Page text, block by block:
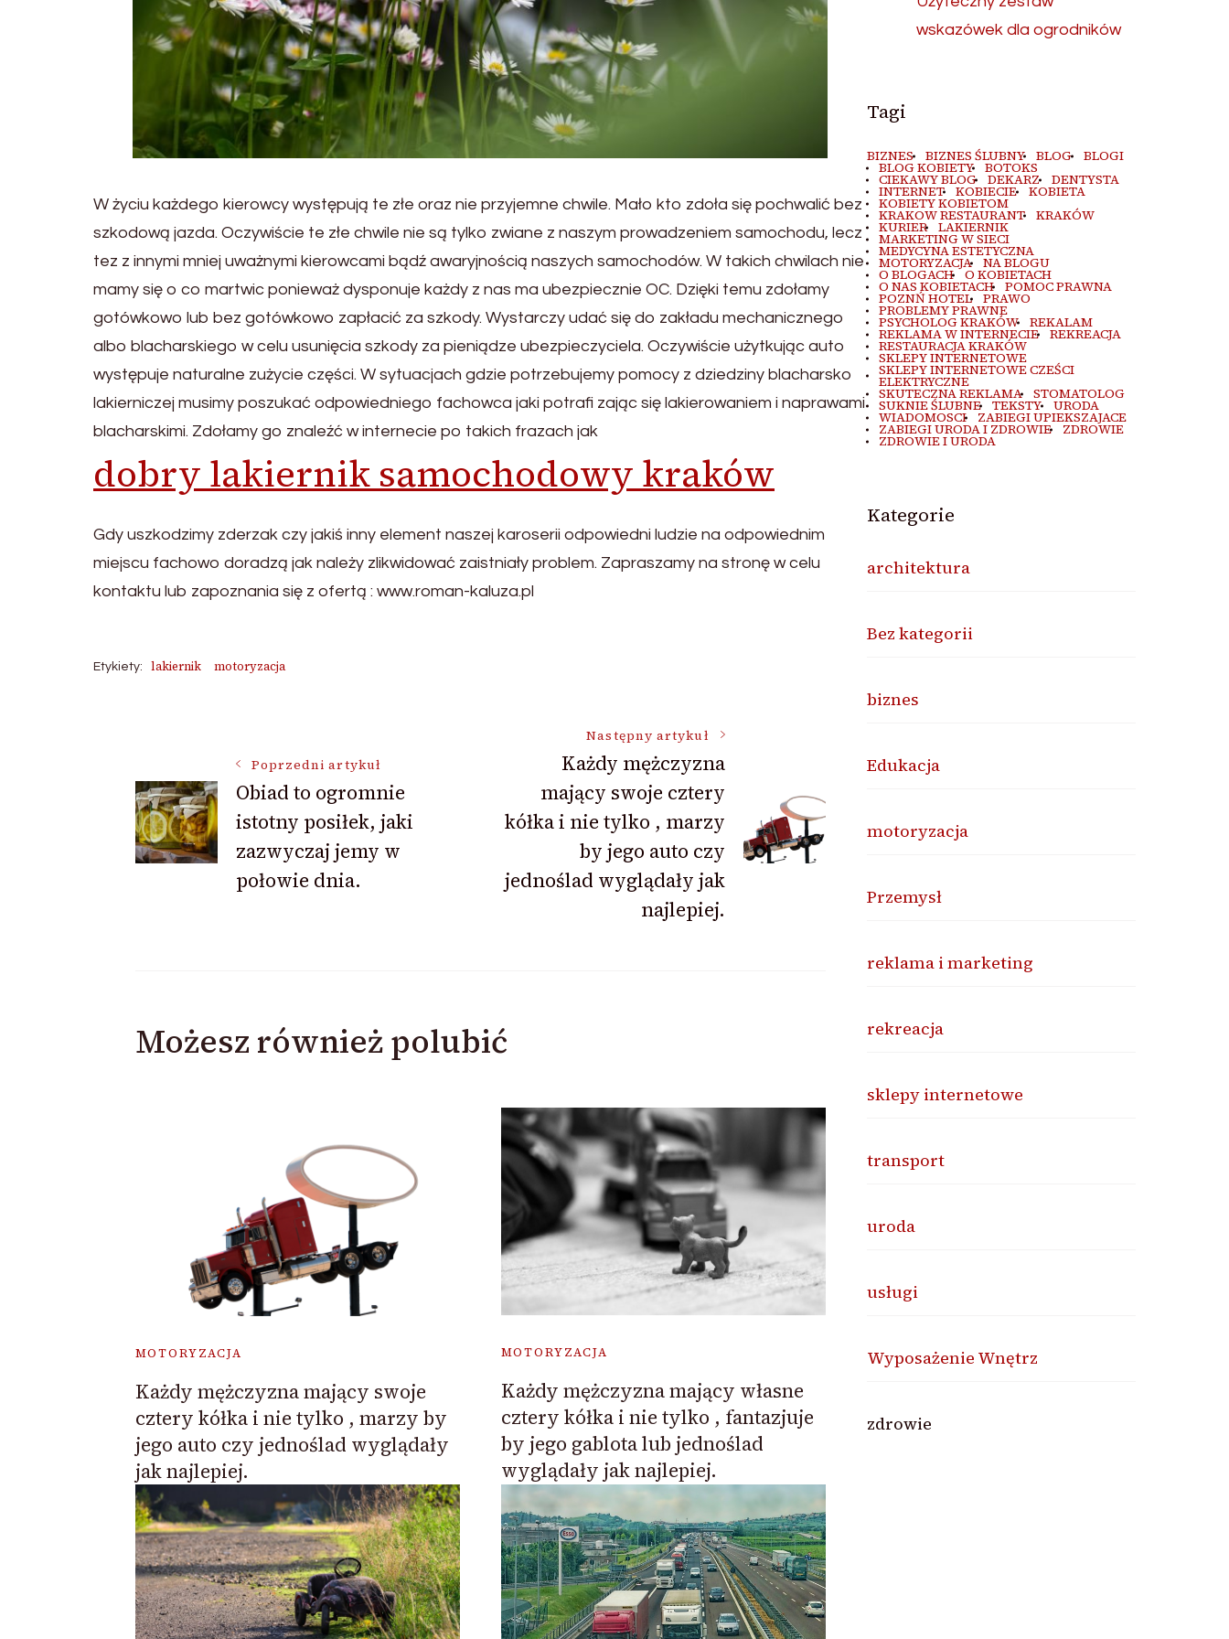
W życiu każdego kierowcy występują te złe oraz nie przyjemne chwile. Mało kto zdoła się pochwalić bez
szkodową jazda. Oczywiście te złe chwile nie są tylko zwiane z naszym prowadzeniem samochodu, lecz
tez z innymi mniej uważnymi kierowcami bądź awaryjnością naszych samochodów. W takich chwilach nie
mamy się o co martwic ponieważ dysponuje każdy z nas ma ubezpiecznie OC. Dzięki temu zdołamy
gotówkowo lub bez gotówkowo zapłacić za szkody. Wystarczy udać się do zakładu mechanicznego
albo blacharskiego w celu usunięcia szkody za pieniądze ubezpieczyciela. Oczywiście użytkując auto
występuje naturalne zużycie części. W sytuacjach gdzie potrzebujemy pomocy z dziedziny blacharsko
lakierniczej musimy poszukać odpowiedniego fachowca jaki potrafi zając się lakierowaniem i naprawami
blacharskimi. Zdołamy go znaleźć w internecie po takich frazach jak
dobry lakiernik samochodowy kraków
Gdy uszkodzimy zderzak czy jakiś inny element naszej karoserii odpowiedni ludzie na odpowiednim
miejscu fachowo doradzą jak należy zlikwidować zaistniały problem. Zapraszamy na stronę w celu
kontaktu lub zapoznania się z ofertą : www.roman-kaluza.pl
Etykiety: lakiernik motoryzacja
Nawigacja
wpisu
Poprzedni artykuł
Obiad to ogromnie
istotny posiłek, jaki
zazwyczaj jemy w
połowie dnia.
Następny artykuł
Każdy mężczyzna
mający swoje cztery
kółka i nie tylko , marzy
by jego auto czy
jednoślad wyglądały jak
najlepiej.
Możesz również polubić
MOTORYZACJA
Każdy mężczyzna mający swoje
cztery kółka i nie tylko , marzy by
jego auto czy jednoślad wyglądały
jak najlepiej.
MOTORYZACJA
Każdy mężczyzna mający własne
cztery kółka i nie tylko , fantazjuje
by jego gablota lub jednoślad
wyglądały jak najlepiej.
wskazówek dla ogrodników
Tagi
BIZNES BIZNES ŚLUBNY BLOG BLOGI
BLOG KOBIETY BOTOKS
CIEKAWY BLOG DEKARZ DENTYSTA
INTERNET KOBIECIE KOBIETA
KOBIETY KOBIETOM
KRAKOW RESTAURANT KRAKÓW
KURIER LAKIERNIK
MARKETING W SIECI
MEDYCYNA ESTETYCZNA
MOTORYZACJA NA BLOGU
O BLOGACH O KOBIETACH
O NAS KOBIETACH POMOC PRAWNA
POZNŃ HOTEL PRAWO
PROBLEMY PRAWNE
PSYCHOLOG KRAKÓW REKALAM
REKLAMA W INTERNECIE REKREACJA
RESTAURACJA KRAKÓW
SKLEPY INTERNETOWE
SKLEPY INTERNETOWE CZEŚCI
ELEKTRYCZNE
SKUTECZNA REKLAMA STOMATOLOG
SUKNIE ŚLUBNE TEKSTY URODA
WIADOMOSCI ZABIEGI UPIEKSZAJACE
ZABIEGI URODA I ZDROWIE ZDROWIE
ZDROWIE I URODA
Kategorie
architektura
Bez kategorii
biznes
Edukacja
motoryzacja
Przemysł
reklama i marketing
rekreacja
sklepy internetowe
transport
uroda
usługi
Wyposażenie Wnętrz
zdrowie